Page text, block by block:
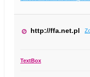
http://ffa.net.pl
TextBox